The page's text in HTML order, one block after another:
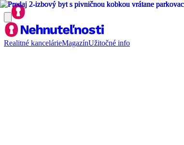
Realitné kancelárieMagazínUžitočné info